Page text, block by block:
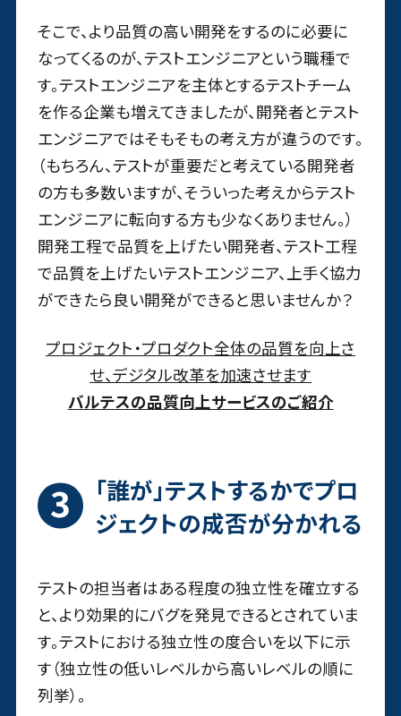
そこで、より品質の高い開発をするのに必要に
なってくるのが、テストエンジニアという職種で
す。テストエンジニアを主体とするテストチーム
を作る企業も増えてきましたが、開発者とテスト
エンジニアではそもそもの考え方が違うのです。
（もちろん、テストが重要だと考えている開発者
の方も多数いますが、そういった考えからテスト
エンジニアに転向する方も少なくありません。）
開発工程で品質を上げたい開発者、テスト工程
で品質を上げたいテストエンジニア、上手く協力
ができたら良い開発ができると思いませんか？
プロジェクト・プロダクト全体の品質を向上さ
せ、デジタル改革を加速させます
バルテスの品質向上サービスのご紹介
「誰が」テストするかでプロ
ジェクトの成否が分かれる
テストの担当者はある程度の独立性を確立する
と、より効果的にバグを発見できるとされていま
す。テストにおける独立性の度合いを以下に示
す（独立性の低いレベルから高いレベルの順に
列挙）。